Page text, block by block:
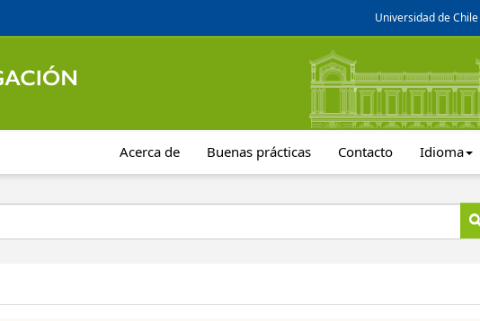
Universidad de Chile
Acerca de Buenas prácticas Contacto Idioma